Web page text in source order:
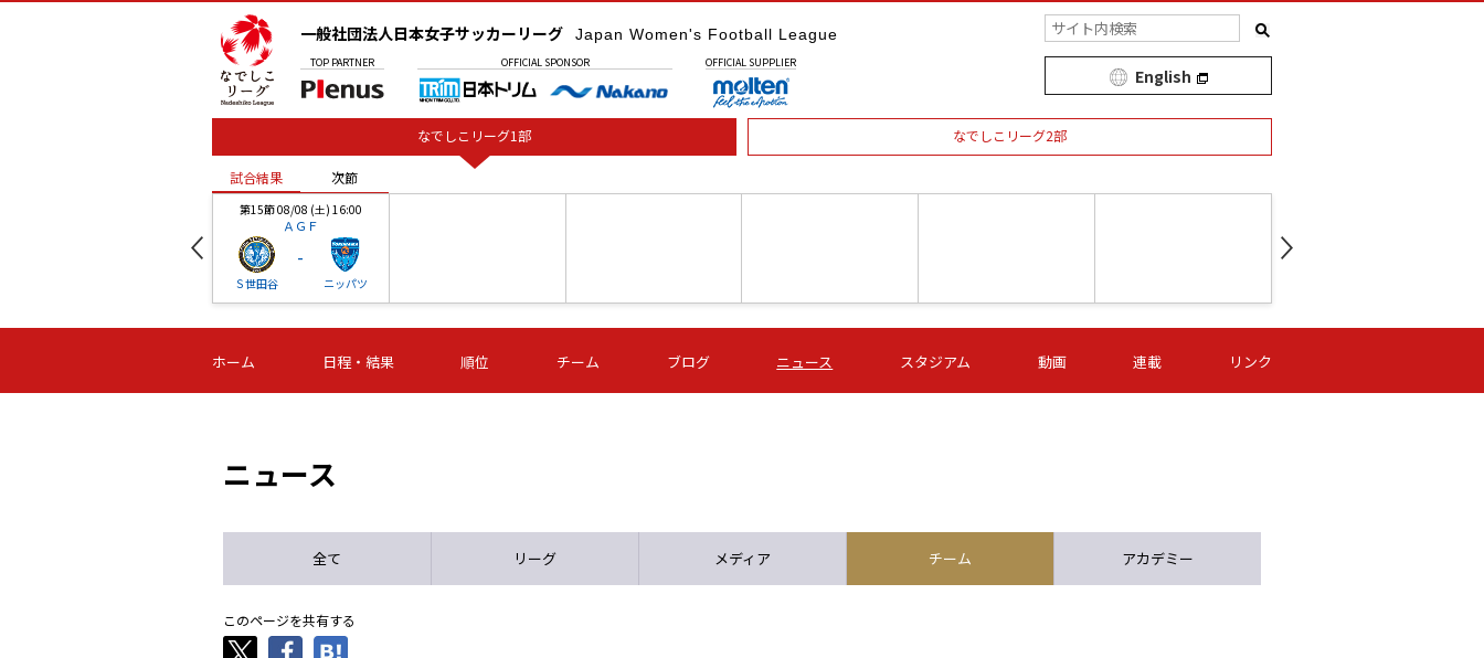
一般社団法人日本女子サッカーリーグ Japan Women's Football League
TOP PARTNER OFFICIAL SPONSOR OFFICIAL SUPPLIER
English
なでしこリーグ1部 なでしこリーグ2部
試合結果 次節
第15節 08/08 (土) 16:00
ＡＧＦ
Ｓ世田谷
-
ニッパツ
-
第16節 09/05 (土) 15:00
ニッパツ
-
第16節 09/05 (土) 15:00
石人の星
-
第16節 09/05 (土) 16:00
ＡＧＦ
-
いちご
-
第16節 09/06 (日) 15:00
-
第16節 09/06 (日) 15:00
- -
試合結果 次節
ホーム 日程・結果 順位 チーム ブログ ニュース スタジアム 動画 連載 リンク
ニュース
全て リーグ メディア チーム アカデミー
このページを共有する